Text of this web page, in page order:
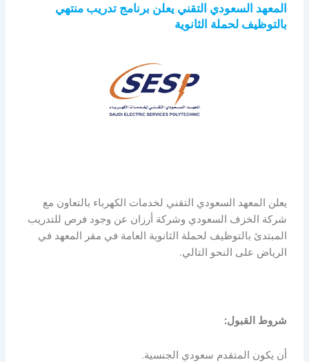
المعهد السعودي التقني يعلن برنامج تدريب منتهي
بالتوظيف لحملة الثانوية
يعلن المعهد السعودي التقني لخدمات الكهرباء بالتعاون مع
شركة الخزف السعودي وشركة أرزان عن وجود فرص للتدريب
المبتدئ بالتوظيف لحملة الثانوية العامة في مقر المعهد في
الرياض على النحو التالي.
شروط القبول:
أن يكون المتقدم سعودي الجنسية.